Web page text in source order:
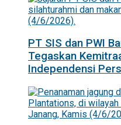
PT SIS dan PWI
Tegaskan
Independensi Pers